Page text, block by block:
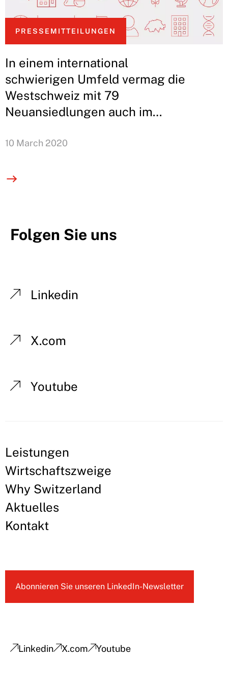
PRESSEMITTEILUNGEN
In einem international
schwierigen Umfeld vermag die
Westschweiz mit 79
Neuansiedlungen auch im
Standortattraktivität zu
bewährt sich weiterhin. Nach der
Staaten setzt die GGBa nun auf
Deutschland und Nordeuropa.
10 March 2020
Folgen Sie uns
Linkedin
X.com
Youtube
Leistungen
Wirtschaftszweige
Why Switzerland
Aktuelles
Kontakt
Abonnieren Sie unseren LinkedIn-Newsletter
Linkedin X.com Youtube